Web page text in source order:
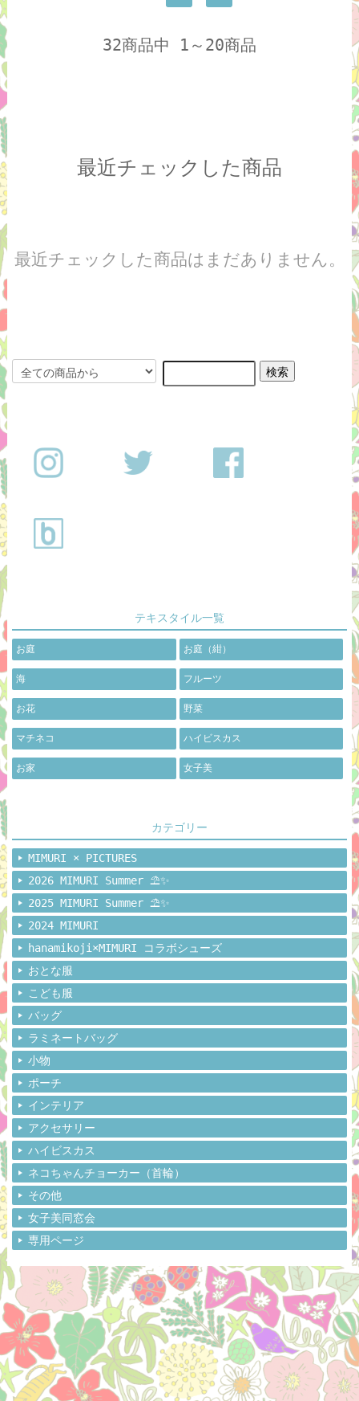
32商品中 1～20商品
最近チェックした商品
最近チェックした商品はまだありません。
テキスタイル一覧
お庭 お庭（紺）
海 フルーツ
お花 野菜
マチネコ ハイビスカス
お家 女子美
カテゴリー
MIMURI × PICTURES
2026 MIMURI Summer ⛱️✨
2025 MIMURI Summer ⛱️✨
2024 MIMURI
hanamikoji×MIMURI コラボシューズ
おとな服
こども服
バッグ
ラミネートバッグ
小物
ポーチ
インテリア
アクセサリー
ハイビスカス
ネコちゃんチョーカー（首輪）
その他
女子美同窓会
専用ページ